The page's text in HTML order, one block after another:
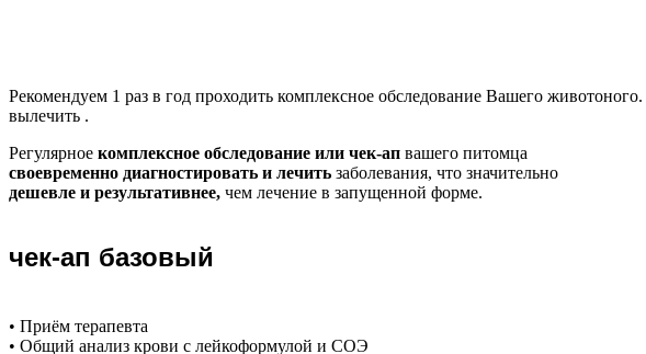
Рекомендуем 1 раз в год проходить комплексное обследование Вашего животоного.
вылечить .
Регулярное комплексное обследование или чек-ап вашего питомца
своевременно диагностировать и лечить заболевания, что значительно
дешевле и результативнее, чем лечение в запущенной форме.
чек-ап базовый
• Приём терапевта
• Общий анализ крови с лейкоформулой и СОЭ